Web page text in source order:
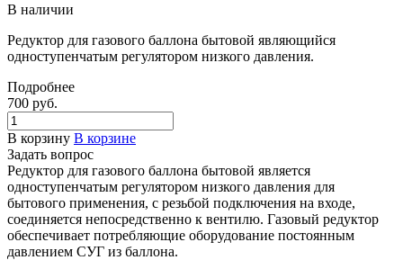
В наличии
Редуктор для газового баллона бытовой являющийся
одноступенчатым регулятором низкого давления.
Подробнее
700 руб.
В корзину В корзине
Задать вопрос
Редуктор для газового баллона бытовой является
одноступенчатым регулятором низкого давления для
бытового применения, с резьбой подключения на входе,
соединяется непосредственно к вентилю. Газовый редуктор
обеспечивает потребляющие оборудование постоянным
давлением СУГ из баллона.